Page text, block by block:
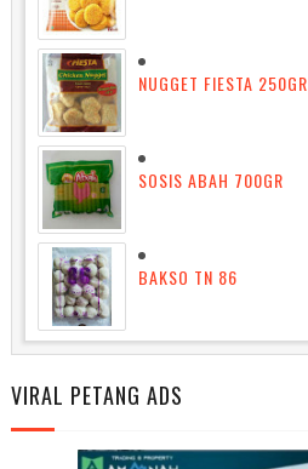
NUGGET FIESTA 250GR
SOSIS ABAH 700GR
BAKSO TN 86
VIRAL PETANG ADS